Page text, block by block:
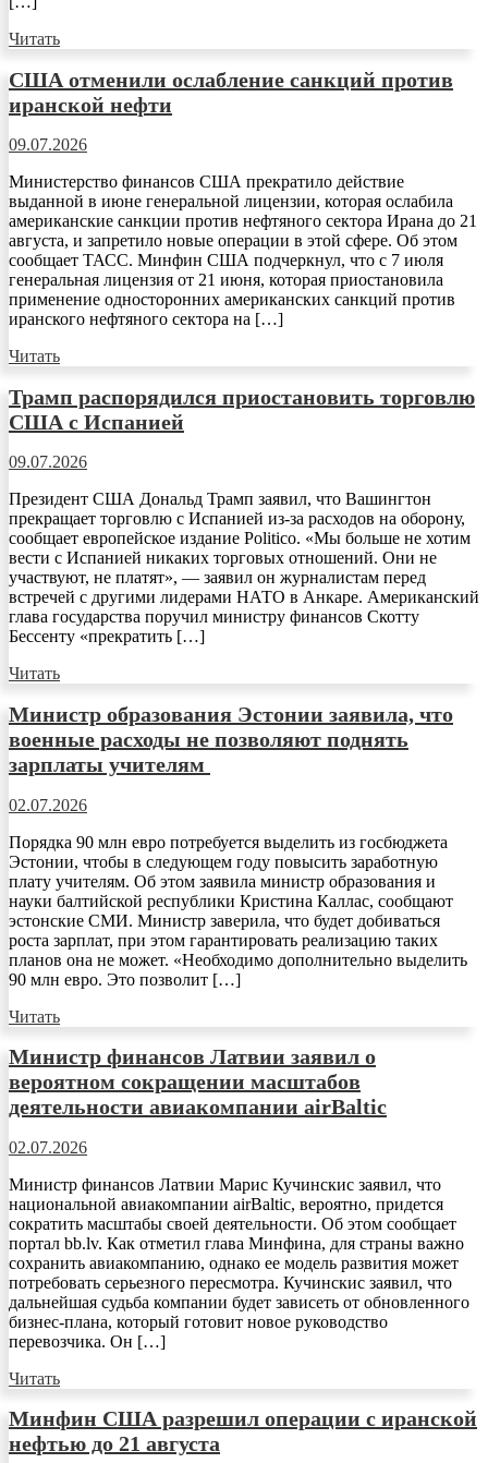
Читать
США отменили ослабление санкций против
иранской нефти
09.07.2026
Министерство финансов США прекратило действие
выданной в июне генеральной лицензии, которая ослабила
американские санкции против нефтяного сектора Ирана до 21
августа, и запретило новые операции в этой сфере. Об этом
сообщает ТАСС. Минфин США подчеркнул, что с 7 июля
генеральная лицензия от 21 июня, которая приостановила
применение односторонних американских санкций против
иранского нефтяного сектора на […]
Читать
Трамп распорядился приостановить торговлю
США с Испанией
09.07.2026
Президент США Дональд Трамп заявил, что Вашингтон
прекращает торговлю с Испанией из-за расходов на оборону,
сообщает европейское издание Politico. «Мы больше не хотим
вести с Испанией никаких торговых отношений. Они не
участвуют, не платят», — заявил он журналистам перед
встречей с другими лидерами НАТО в Анкаре. Американский
глава государства поручил министру финансов Скотту
Бессенту «прекратить […]
Читать
Министр образования Эстонии заявила, что
военные расходы не позволяют поднять
зарплаты учителям
02.07.2026
Порядка 90 млн евро потребуется выделить из госбюджета
Эстонии, чтобы в следующем году повысить заработную
плату учителям. Об этом заявила министр образования и
науки балтийской республики Кристина Каллас, сообщают
эстонские СМИ. Министр заверила, что будет добиваться
роста зарплат, при этом гарантировать реализацию таких
планов она не может. «Необходимо дополнительно выделить
90 млн евро. Это позволит […]
Читать
Министр финансов Латвии заявил о
вероятном сокращении масштабов
деятельности авиакомпании airBaltic
02.07.2026
Министр финансов Латвии Марис Кучинскис заявил, что
национальной авиакомпании airBaltic, вероятно, придется
сократить масштабы своей деятельности. Об этом сообщает
портал bb.lv. Как отметил глава Минфина, для страны важно
сохранить авиакомпанию, однако ее модель развития может
потребовать серьезного пересмотра. Кучинскис заявил, что
дальнейшая судьба компании будет зависеть от обновленного
бизнес-плана, который готовит новое руководство
перевозчика. Он […]
Читать
Минфин США разрешил операции с иранской
нефтью до 21 августа